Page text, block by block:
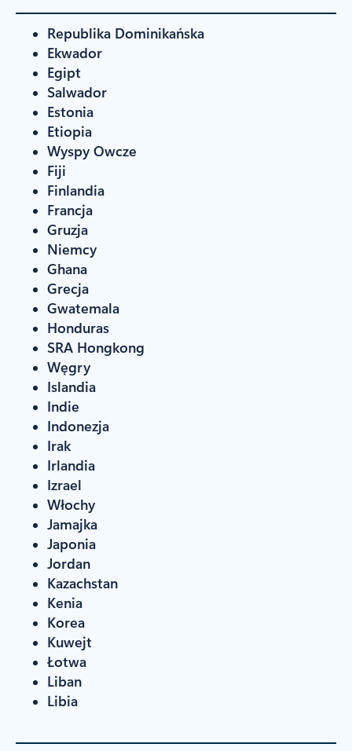
Republika Dominikańska
Ekwador
Egipt
Salwador
Estonia
Etiopia
Wyspy Owcze
Fiji
Finlandia
Francja
Gruzja
Niemcy
Ghana
Grecja
Gwatemala
Honduras
SRA Hongkong
Węgry
Islandia
Indie
Indonezja
Irak
Irlandia
Izrael
Włochy
Jamajka
Japonia
Jordan
Kazachstan
Kenia
Korea
Kuwejt
Łotwa
Liban
Libia